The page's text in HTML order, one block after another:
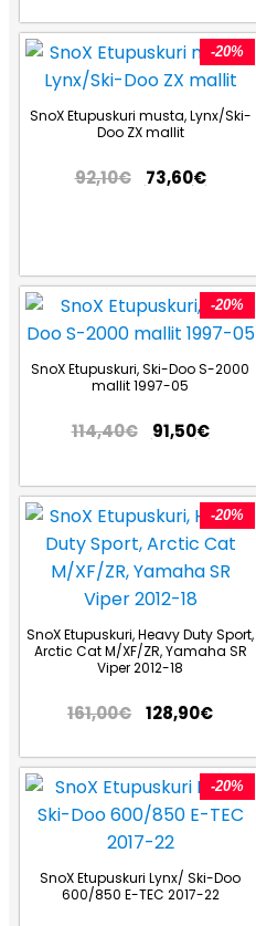
-20%
SnoX Etupuskuri musta, Lynx/Ski-
Doo ZX mallit
92,10€ 73,60€
-20%
SnoX Etupuskuri, Ski-Doo S-2000
mallit 1997-05
114,40€ 91,50€
-20%
SnoX Etupuskuri, Heavy Duty Sport,
Arctic Cat M/XF/ZR, Yamaha SR
Viper 2012-18
161,00€ 128,90€
-20%
SnoX Etupuskuri Lynx/ Ski-Doo
600/850 E-TEC 2017-22